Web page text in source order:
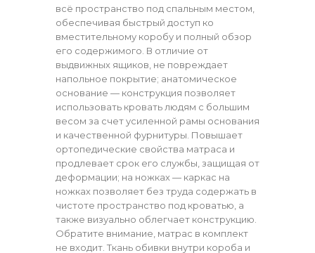
всё пространство под спальным местом,
обеспечивая быстрый доступ ко
вместительному коробу и полный обзор
его содержимого. В отличие от
выдвижных ящиков, не повреждает
напольное покрытие; анатомическое
основание — конструкция позволяет
использовать кровать людям с большим
весом за счет усиленной рамы основания
и качественной фурнитуры. Повышает
ортопедические свойства матраса и
продлевает срок его службы, защищая от
деформации; на ножках — каркас на
ножках позволяет без труда содержать в
чистоте пространство под кроватью, а
также визуально облегчает конструкцию.
Обратите внимание, матрас в комплект
не входит. Ткань обивки внутри короба и